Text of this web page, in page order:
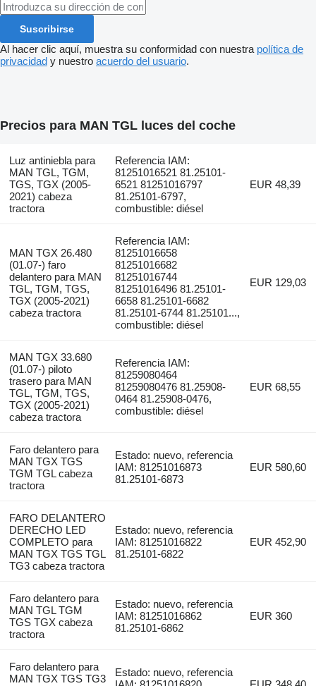
Suscribirse
Al hacer clic aquí, muestra su conformidad con nuestra política de
privacidad y nuestro acuerdo del usuario.
Precios para MAN TGL luces del coche
Luz antiniebla para
MAN TGL, TGM,
TGS, TGX (2005-
2021) cabeza
tractora
Referencia IAM:
81251016521 81.25101-
6521 81251016797
81.25101-6797,
combustible: diésel
EUR 48,39
MAN TGX 26.480
(01.07-) faro
delantero para MAN
TGL, TGM, TGS,
TGX (2005-2021)
cabeza tractora
Referencia IAM:
81251016658
81251016682
81251016744
81251016496 81.25101-
6658 81.25101-6682
81.25101-6744 81.25101...,
combustible: diésel
EUR 129,03
MAN TGX 33.680
(01.07-) piloto
trasero para MAN
TGL, TGM, TGS,
TGX (2005-2021)
cabeza tractora
Referencia IAM:
81259080464
81259080476 81.25908-
0464 81.25908-0476,
combustible: diésel
EUR 68,55
Faro delantero para
MAN TGX TGS
TGM TGL cabeza
tractora
Estado: nuevo, referencia
IAM: 81251016873
81.25101-6873
EUR 580,60
FARO DELANTERO
DERECHO LED
COMPLETO para
MAN TGX TGS TGL
TG3 cabeza tractora
Estado: nuevo, referencia
IAM: 81251016822
81.25101-6822
EUR 452,90
Faro delantero para
MAN TGL TGM
TGS TGX cabeza
tractora
Estado: nuevo, referencia
IAM: 81251016862
81.25101-6862
EUR 360
Faro delantero para
MAN TGX TGS TG3
Estado: nuevo, referencia